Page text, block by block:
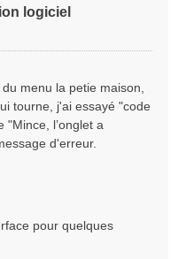
logiciel
menu la petie maison,
tourne, j'ai essayé "code
l’onglet a
d'erreur.
pour quelques